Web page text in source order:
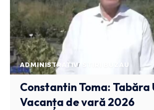
ADMINISTRATIV STIRI BUZAU
Constantin Toma: Tabăra
Vacanța de vară 2026